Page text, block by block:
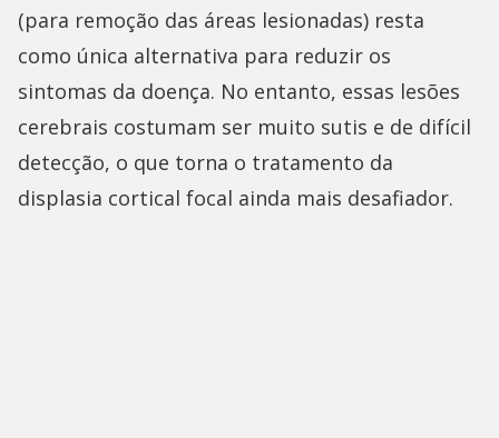
(para remoção das áreas lesionadas) resta
como única alternativa para reduzir os
sintomas da doença. No entanto, essas lesões
cerebrais costumam ser muito sutis e de difícil
detecção, o que torna o tratamento da
displasia cortical focal ainda mais desafiador.